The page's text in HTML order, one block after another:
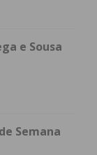
e Sousa
Semana